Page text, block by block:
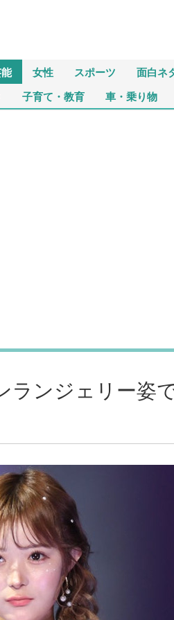
能 女性 スポーツ 面白ネ
子育て・教育 車・乗り物
ランジェリー姿